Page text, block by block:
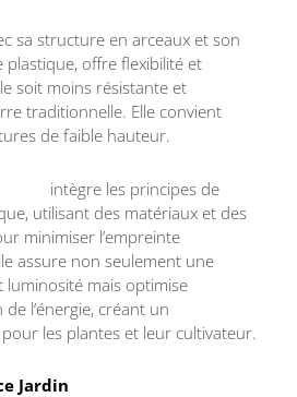
sa structure en arceaux et son
plastique, offre flexibilité et
soit moins résistante et
traditionnelle. Elle convient
de faible hauteur.
intègre les principes de
utilisant des matériaux et des
minimiser l’empreinte
assure non seulement une
luminosité mais optimise
de l’énergie, créant un
les plantes et leur cultivateur.
Jardin